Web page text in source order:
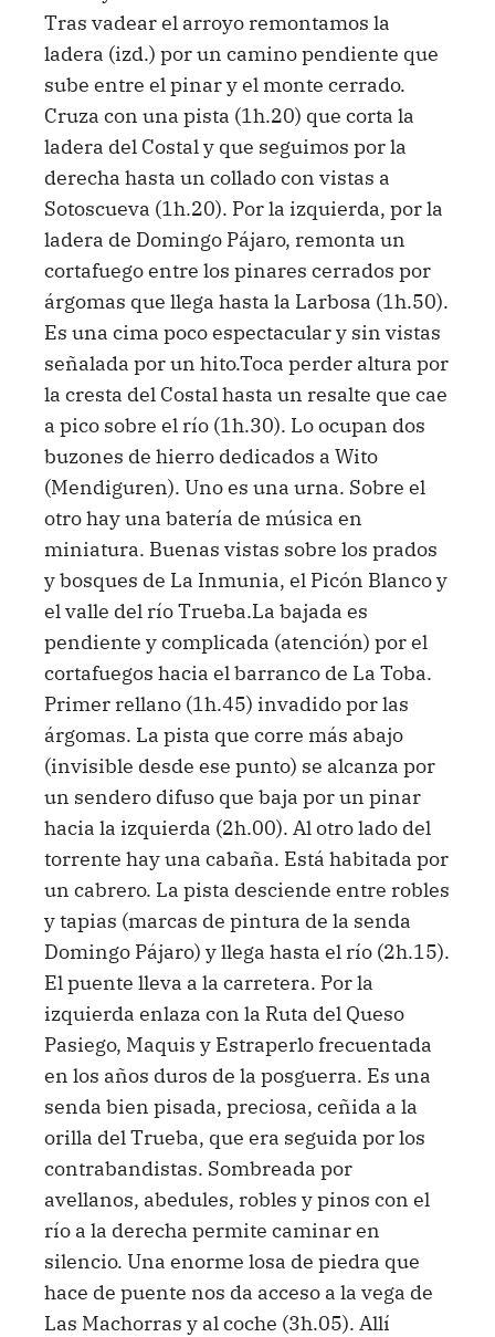
Tras vadear el arroyo remontamos la
ladera (izd.) por un camino pendiente que
sube entre el pinar y el monte cerrado.
Cruza con una pista (1h.20) que corta la
ladera del Costal y que seguimos por la
derecha hasta un collado con vistas a
Sotoscueva (1h.20). Por la izquierda, por la
ladera de Domingo Pájaro, remonta un
cortafuego entre los pinares cerrados por
árgomas que llega hasta la Larbosa (1h.50).
Es una cima poco espectacular y sin vistas
señalada por un hito.Toca perder altura por
la cresta del Costal hasta un resalte que cae
a pico sobre el río (1h.30). Lo ocupan dos
buzones de hierro dedicados a Wito
(Mendiguren). Uno es una urna. Sobre el
otro hay una batería de música en
miniatura. Buenas vistas sobre los prados
y bosques de La Inmunia, el Picón Blanco y
el valle del río Trueba.La bajada es
pendiente y complicada (atención) por el
cortafuegos hacia el barranco de La Toba.
Primer rellano (1h.45) invadido por las
árgomas. La pista que corre más abajo
(invisible desde ese punto) se alcanza por
un sendero difuso que baja por un pinar
hacia la izquierda (2h.00). Al otro lado del
torrente hay una cabaña. Está habitada por
un cabrero. La pista desciende entre robles
y tapias (marcas de pintura de la senda
Domingo Pájaro) y llega hasta el río (2h.15).
El puente lleva a la carretera. Por la
izquierda enlaza con la Ruta del Queso
Pasiego, Maquis y Estraperlo frecuentada
en los años duros de la posguerra. Es una
senda bien pisada, preciosa, ceñida a la
orilla del Trueba, que era seguida por los
contrabandistas. Sombreada por
avellanos, abedules, robles y pinos con el
río a la derecha permite caminar en
silencio. Una enorme losa de piedra que
hace de puente nos da acceso a la vega de
Las Machorras y al coche (3h.05). Allí